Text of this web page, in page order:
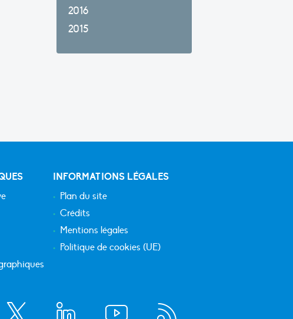
2016
2015
INFORMATIONS LÉGALES
Plan du site
Crédits
Mentions légales
Politique de cookies (UE)